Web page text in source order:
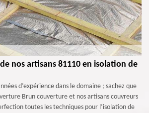
nos artisans 81110 en isolation de
d’expérience dans le domaine ; sachez que
Brun couverture et nos artisans couvreurs
toutes les techniques pour l’isolation de